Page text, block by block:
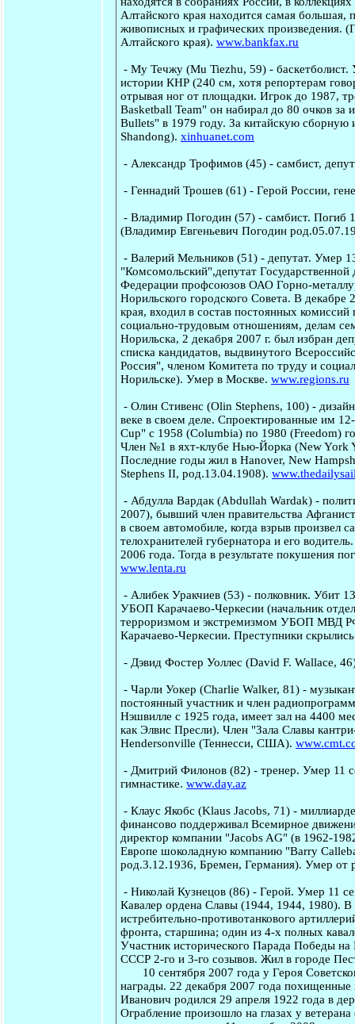
Алтайского края находится самая
живописных и графических произведения.
Алтайского края).www.bankfax.ru
-Му Течжу (Mu Tiezhu, 59) -
истории КНР (240 см, хотя репортерам
отрывая ног от площадки. Игрок до 1987,
Basketball Team" он набирал до 80 очков
Bullets" в 1979 году. За китайскую
Shandong).xinhuanet.com
- Александр Трофимов (45) - самбист,
-Геннадий Трошев (61) - Герой России,
-Владимир Погодин (57) - самбист. Погиб
(Владимир Евгеньевич Погодин
-Валерий Мельников (51) - депутат. Умер
"Комсомольский",депутат
Федерации профсоюзов ОАО Горно-
Норильского городского Совета. В декабре
края, входил в состав постоянных
социально-трудовым отношениям, делам
Норильска, 2 декабря 2007 г. был избран
списка кандидатов, выдвинутого
Россия", членом Комитета по труду и
Норильске). Умер в Москве.www.regions.ru
-Олин Стивенс (Olin Stephens, 100) -
веке в своем деле. Спроектированные им
Cup" с 1958 (Columbia) по 1980 (Freedom)
Член №1 в яхт-клубе Нью-Йорка (New York
Последние годы жил в Hanover, New
Stephens II, род.13.04.1908).
- Абдулла Вардак (Abdullah Wardak) -
2007), бывший член правительства
в своем автомобиле, когда взрыв произвел
телохранителей губернатора и его
2006 года. Тогда в результате покушения
www.lenta.ru
- Алибек Уракчиев (53) - полковник. Убит
УБОП Карачаево-Черкесии (начальник
терроризмом и экстремизмом УБОП МВД РФ
Карачаево-Черкесии. Преступники
- Дэвид Фостер Уоллес (David F. Wallace,
-Чарли Уокер (Charlie Walker, 81) -
постоянный участник и член
Нэшвилле с 1925 года, имеет зал на 4400
как Элвис Пресли). Член "Зала Славы
Hendersonville (Теннесси, США).
- Дмитрий Филонов (82) - тренер. Умер 11
гимнастике.www.day.az
-Клаус Якобс (Klaus Jacobs, 71) -
финансово поддерживал Всемирное
директор компании "Jacobs AG" (в 1962-
Европе шоколадную компанию "Barry
род.3.12.1936, Бремен, Германия). Умер
-Николай Кузнецов (86) - Герой. Умер 11
Кавалер ордена Славы (1944, 1944, 1980).
истребительно-противотанкового
фронта, старшина; один из 4-х полных
Участник исторического Парада Победы
СССР 2-го и 3-го созывов. Жил в городе
10 сентября 2007 года у Героя
награды. 22 декабря 2007 года
Иванович родился 29 апреля 1922 года в
Ограбление произошло на глазах у